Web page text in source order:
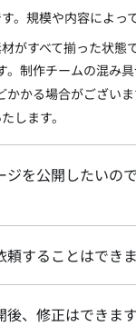
。規模や内容によっ
がすべて揃った状態
。制作チームの混み
かかる場合がござい
します。
ジを公開したいの
することはでき
、修正はできま